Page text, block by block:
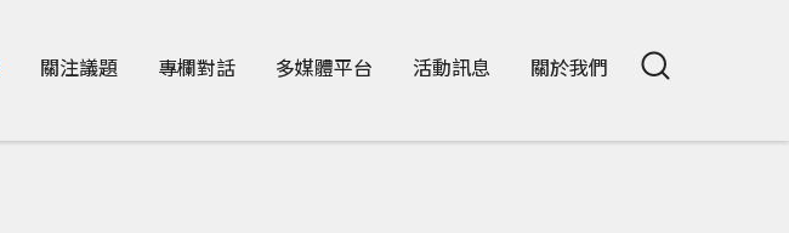
關注議題 專欄對話 多媒體平台 活動訊息 關於我們